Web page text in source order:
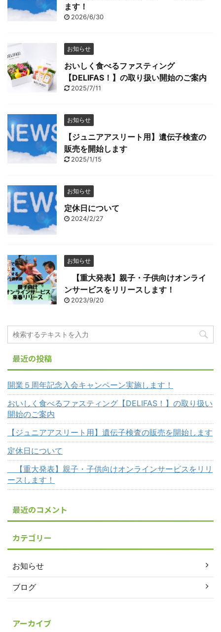
ます！
2026/6/30
お知らせ
おいしく食べるファスティング
【DELIFAS！】の取り扱い開始のご案内
2025/7/11
お知らせ
【ジュニアアスリート用】遺伝子検査の
販売を開始します
2025/1/15
お知らせ
定休日について
2024/2/27
お知らせ
【重大発表】親子・子供向けオンライ
ンサービスをリリースします！
2023/9/20
最近の投稿
開業５周年記念入会キャンペーン実施します！
おいしく食べるファスティング【DELIFAS！】の取り扱い
開始のご案内
【ジュニアアスリート用】遺伝子検査の販売を開始します
定休日について
【重大発表】親子・子供向けオンラインサービスをリリ
ースします！
最近のコメント
カテゴリー
お知らせ
ブログ
アーカイブ